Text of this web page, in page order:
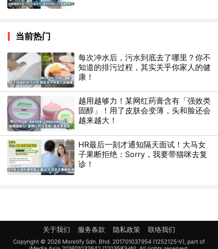
当前热门
每次冲水后，污水到底去了哪里？你不
知道的排污过程，其实关乎你家人的健
康！
越用越够力！某网红药膏含有「强效类
固醇」！用了皮肤会变薄，头和脸还会
越来越大！
HR最后一刻才通知隔天面试！大马女
子果断拒绝：Sorry，我要带猫咪去复
诊！
关于我们 服务条款 隐私政策 联络我们
Copyright © 2026 Moretify Sdn. Bhd. 201701037954 (1252125-V), part of